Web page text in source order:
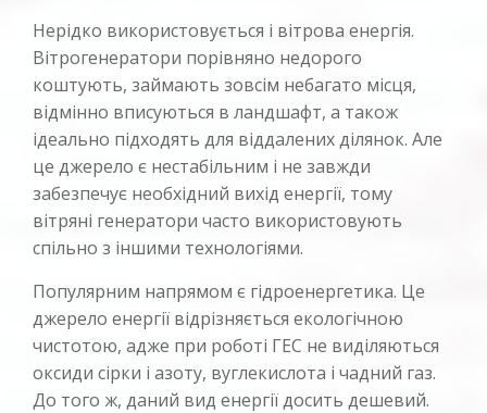
Нерідко використовується і вітрова енергія.
Вітрогенератори порівняно недорого
коштують, займають зовсім небагато місця,
відмінно вписуються в ландшафт, а також
ідеально підходять для віддалених ділянок. Але
це джерело є нестабільним і не завжди
забезпечує необхідний вихід енергії, тому
вітряні генератори часто використовують
спільно з іншими технологіями.
Популярним напрямом є гідроенергетика. Це
джерело енергії відрізняється екологічною
чистотою, адже при роботі ГЕС не виділяються
оксиди сірки і азоту, вуглекислота і чадний газ.
До того ж, даний вид енергії досить дешевий.